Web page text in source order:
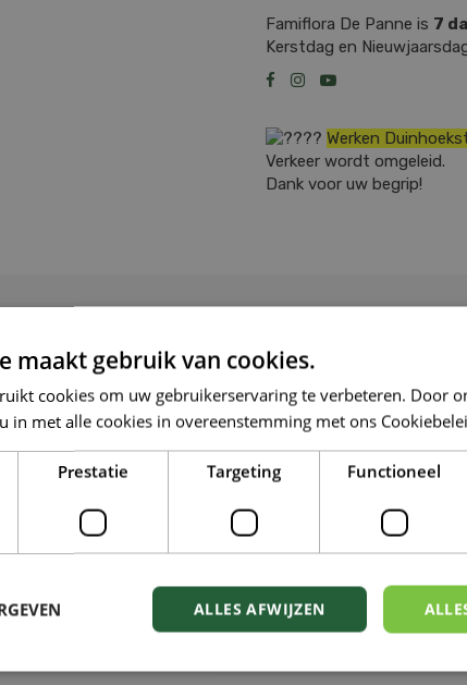
Famiflora De Panne is 7
Kerstdag en
Werken
Verkeer wordt omgeleid.
Dank voor uw begrip!
15 augustus
maakt gebruik van cookies.
cookies om uw gebruikerservaring te verbeteren. Door
in met alle cookies in overeenstemming met ons
Prestatie Targeting Functioneel
ALLES AFWIJZEN